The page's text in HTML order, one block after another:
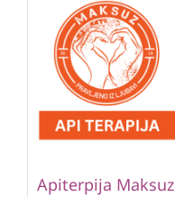
Apiterpija Maksuz